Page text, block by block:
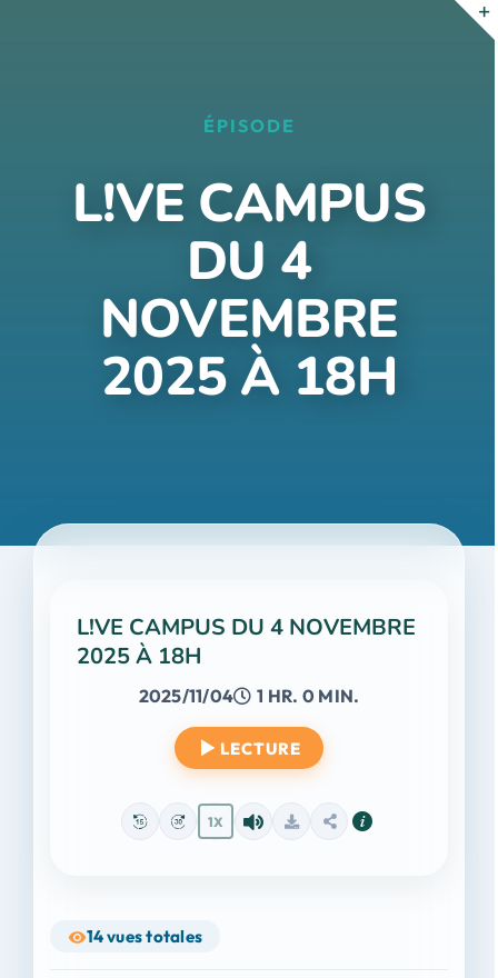
ÉPISODE
L!VE CAMPUS
DU 4
NOVEMBRE
2025 À 18H
L!VE CAMPUS DU 4 NOVEMBRE
2025 À 18H
2025/11/04 1 HR. 0 MIN.
LECTURE
1X
14vues totales